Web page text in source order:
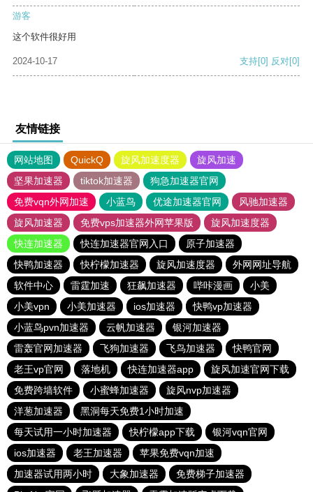
游客
这个软件很好用
2024-10-17 支持[0] 反对[0]
友情链接
网站地图 QuickQ 旋风加速度器
旋风加速
坚果加速器
tiktok加速器
狗急加速器官网
免费vqn外网加速
小蓝鸟 优途加速器官网
风驰加速器
旋风加速器
免费vps加速器外网苹果版
旋风加速度器
快连加速器
快连加速器官网入口
原子加速器
快鸭加速器
快柠檬加速器 旋风加速度器
外网网址导航
软件中心
雷霆加速 狂飙加速器 哔咔漫画
小美
小美vpn
小美加速器 ios加速器
快鸭vp加速器
小蓝鸟pvn加速器
云帆加速器
银河加速器
雷轰官网加速器
飞狗加速器 飞鸟加速器
快鸭官网
老王vp官网
落地机 快连加速器app
旋风加速官网下载
免费跨墙软件
小蜜蜂加速器
旋风nvp加速器
洋葱加速器
黑洞每天免费1小时加速
每天试用一小时加速器
快柠檬app下载
银河vqn官网
ios加速器
老王加速器
苹果免费vqn加速
加速器试用两小时
大象加速器
免费梯子加速器